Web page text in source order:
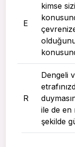
E
kimse
R
Dengeli
ile de en
şekilde